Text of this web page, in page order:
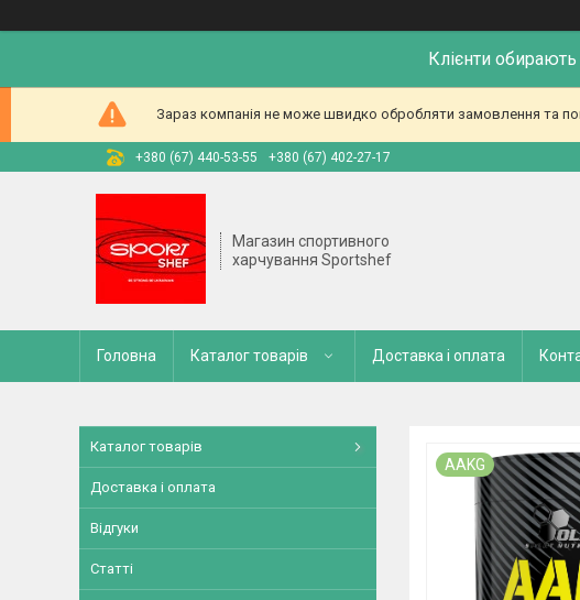
Клієнти
Зараз компанія не може швидко обробляти замовлення та
+380 (67) 440-53-55 +380 (67) 402-27-17
Магазин спортивного
харчування Sportshef
Головна Каталог товарів Доставка і оплата
AAKG
Каталог товарів
Доставка і оплата
Відгуки
Статті